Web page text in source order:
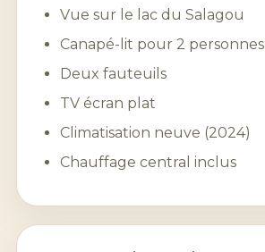
Vue sur le lac du Salagou
Canapé-lit pour 2 personnes
Deux fauteuils
TV écran plat
Climatisation neuve (2024)
Chauffage central inclus